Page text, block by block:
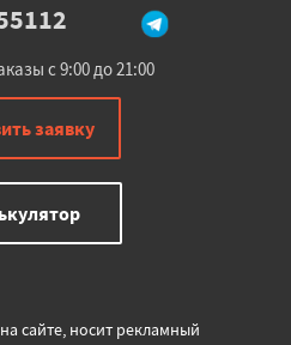
с 9:00 до 21:00
заявку
сайте, носит рекламный